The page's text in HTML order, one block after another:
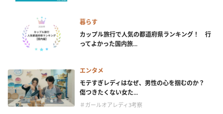
暮らす
カップル旅行で人気の都道府県ランキング！ 行
ってよかった国内旅...
エンタメ
モテすぎレディはなぜ、男性の心を掴むのか？
傷つきたくない女た...
＃ガールオアレディ3考察